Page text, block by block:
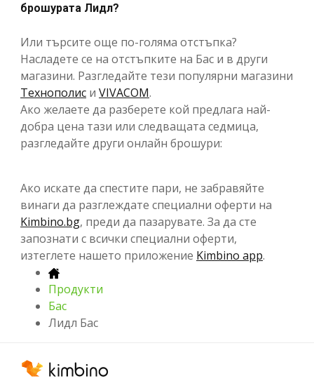
брошурата Лидл?
Или търсите още по-голяма отстъпка?
Насладете се на отстъпките на Бас и в други
магазини. Разгледайте тези популярни магазини
Технополис и VIVACOM.
Ако желаете да разберете кой предлага най-
добра цена тази или следващата седмица,
разгледайте други онлайн брошури:
Ако искате да спестите пари, не забравяйте
винаги да разглеждате специални оферти на
Kimbino.bg, преди да пазарувате. За да сте
запознати с всички специални оферти,
изтеглете нашето приложение Kimbino app.
Продукти
Бас
Лидл Бас